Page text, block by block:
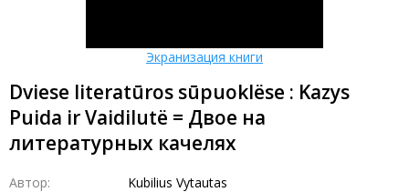
Экранизация книги
Dviese literatūros sūpuoklёse : Kazys
Puida ir Vaidilutё = Двое на
литературных качелях
Автор: Kubilius Vytautas